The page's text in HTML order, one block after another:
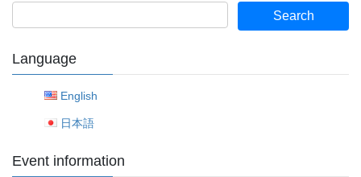
Language
English
日本語
Event information